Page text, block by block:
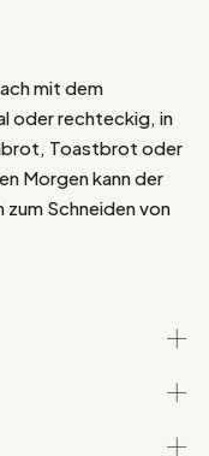
mit dem
oder rechteckig, in
Toastbrot oder
Morgen kann der
Schneiden von
oder